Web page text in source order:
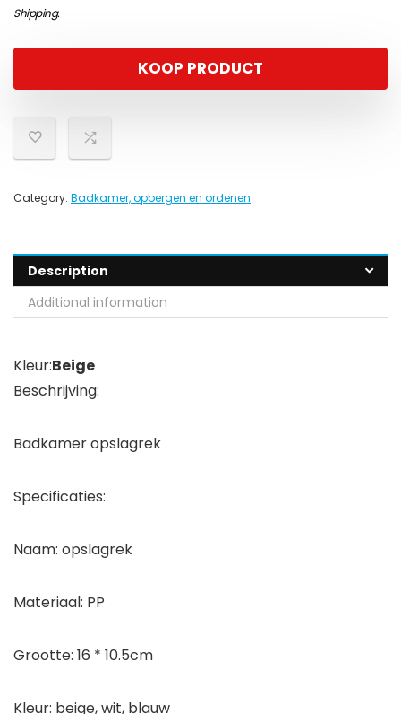
Shipping.
KOOP PRODUCT
Category: Badkamer, opbergen en ordenen
Description
Additional information
Kleur:Beige
Beschrijving:
Badkamer opslagrek
Specificaties:
Naam: opslagrek
Materiaal: PP
Grootte: 16 * 10.5cm
Kleur: beige, wit, blauw